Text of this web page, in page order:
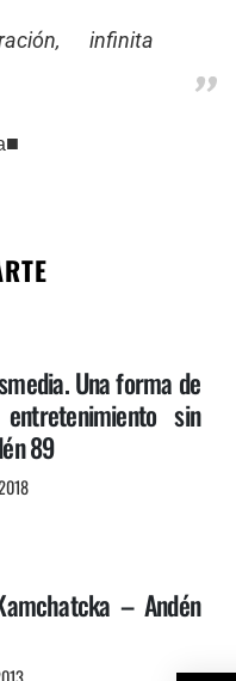
infinita
■
Una forma de
sin
89
– Andén